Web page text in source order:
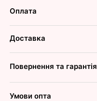
Оплата
Доставка
Повернення та гарантія
Умови опта